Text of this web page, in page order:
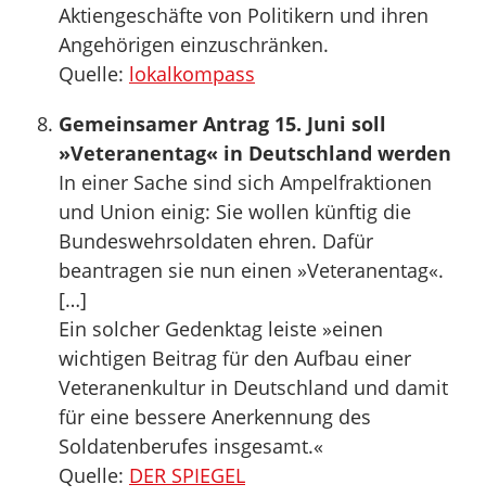
Aktiengeschäfte von Politikern und ihren
Angehörigen einzuschränken.
Quelle: lokalkompass
Gemeinsamer Antrag 15. Juni soll
»Veteranentag« in Deutschland werden
In einer Sache sind sich Ampelfraktionen
und Union einig: Sie wollen künftig die
Bundeswehrsoldaten ehren. Dafür
beantragen sie nun einen »Veteranentag«.
[…]
Ein solcher Gedenktag leiste »einen
wichtigen Beitrag für den Aufbau einer
Veteranenkultur in Deutschland und damit
für eine bessere Anerkennung des
Soldatenberufes insgesamt.«
Quelle: DER SPIEGEL